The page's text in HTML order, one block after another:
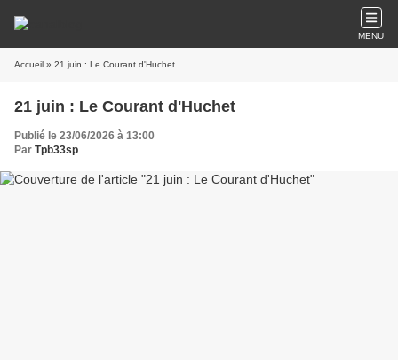
MENU
Accueil » 21 juin : Le Courant d'Huchet
21 juin : Le Courant d'Huchet
Publié le 23/06/2026 à 13:00
Par Tpb33sp